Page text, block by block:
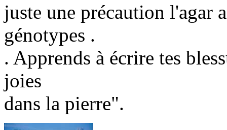
juste une précaution l'agar
génotypes .
. Apprends à écrire tes
joies
dans la pierre".